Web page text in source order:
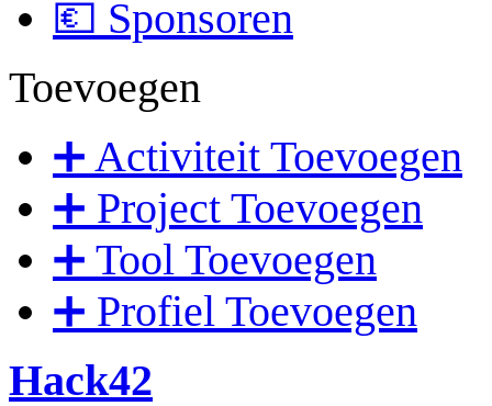
💶 Sponsoren
Toevoegen
➕ Activiteit Toevoegen
➕ Project Toevoegen
➕ Tool Toevoegen
➕ Profiel Toevoegen
Hack42